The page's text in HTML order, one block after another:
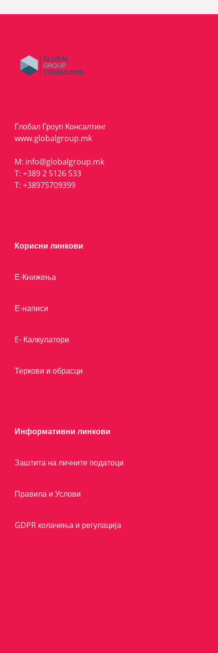
Глобал Гроуп Консалтинг
www.globalgroup.mk
M: info@globalgroup.mk
T: +389 2 5126 533
T: +38975709399
Корисни линкови
Е-Книжења
Е-написи
E- Калкулатори
Теркови и обрасци
Информативни линкови
Заштита на личните податоци
Правила и Услови
GDPR колачиња и регулација